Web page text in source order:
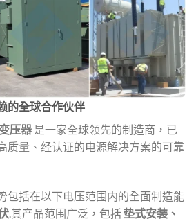
的全球合作伙伴
压器 是一家全球领先的制造商，已
质量、经认证的电源解决方案的可靠
包括在以下电压范围内的全面制造能
.其产品范围广泛，包括垫式安装、